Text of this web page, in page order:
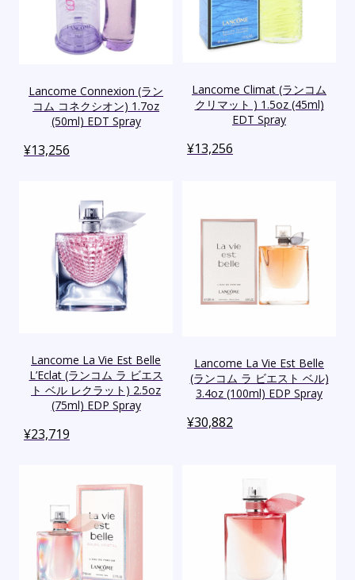
Lancome Connexion (ラン
コム コネクシオン) 1.7oz
(50ml) EDT Spray
¥13,256
Lancome Climat (ランコム
クリマット ) 1.5oz (45ml)
EDT Spray
¥13,256
Lancome La Vie Est Belle
L’Eclat (ランコム ラ ビエス
ト ベル レクラット) 2.5oz
(75ml) EDP Spray
¥23,719
Lancome La Vie Est Belle
(ランコム ラ ビエスト ベル)
3.4oz (100ml) EDP Spray
¥30,882